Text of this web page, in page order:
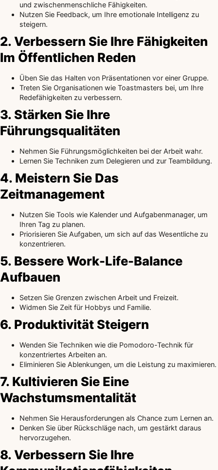
und zwischenmenschliche Fähigkeiten.
Nutzen Sie Feedback, um Ihre emotionale Intelligenz zu
steigern.
2. Verbessern Sie Ihre Fähigkeiten
Im Öffentlichen Reden
Üben Sie das Halten von Präsentationen vor einer Gruppe.
Treten Sie Organisationen wie Toastmasters bei, um Ihre
Redefähigkeiten zu verbessern.
3. Stärken Sie Ihre
Führungsqualitäten
Nehmen Sie Führungsmöglichkeiten bei der Arbeit wahr.
Lernen Sie Techniken zum Delegieren und zur Teambildung.
4. Meistern Sie Das
Zeitmanagement
Nutzen Sie Tools wie Kalender und Aufgabenmanager, um
Ihren Tag zu planen.
Priorisieren Sie Aufgaben, um sich auf das Wesentliche zu
konzentrieren.
5. Bessere Work-Life-Balance
Aufbauen
Setzen Sie Grenzen zwischen Arbeit und Freizeit.
Widmen Sie Zeit für Hobbys und Familie.
6. Produktivität Steigern
Wenden Sie Techniken wie die Pomodoro-Technik für
konzentriertes Arbeiten an.
Eliminieren Sie Ablenkungen, um die Leistung zu maximieren.
7. Kultivieren Sie Eine
Wachstumsmentalität
Nehmen Sie Herausforderungen als Chance zum Lernen an.
Denken Sie über Rückschläge nach, um gestärkt daraus
hervorzugehen.
8. Verbessern Sie Ihre